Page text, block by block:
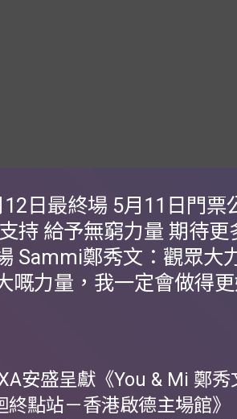
日最終場 5月11日門票
持 給予無窮力量 期待更
Sammi鄭秀文：觀眾大
嘅力量，我一定會做得
安盛呈獻《You & Mi 鄭秀
終點站－香港啟德主場館